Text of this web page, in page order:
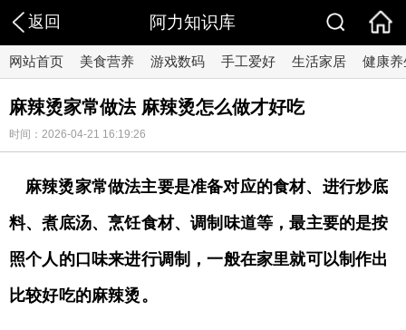
返回 阿力知识库
网站首页 美食营养 游戏数码 手工爱好 生活家居 健康养
麻辣烫家常做法 麻辣烫怎么做才好吃
时间：2026-04-21 16:19:26
麻辣烫家常做法主要是准备对应的食材、进行炒底
料、煮底汤、烹饪食材、调制味道等，最主要的是按
照个人的口味来进行调制，一般在家里就可以制作出
比较好吃的麻辣烫。